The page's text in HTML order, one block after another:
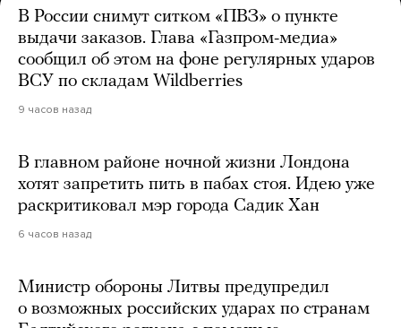
В России снимут ситком «ПВЗ» о пункте
выдачи заказов. Глава «Газпром-медиа»
сообщил об этом на фоне регулярных ударов
ВСУ по складам Wildberries
9 часов назад
В главном районе ночной жизни Лондона
хотят запретить пить в пабах стоя. Идею уже
раскритиковал мэр города Садик Хан
6 часов назад
Министр обороны Литвы предупредил
о возможных российских ударах по странам